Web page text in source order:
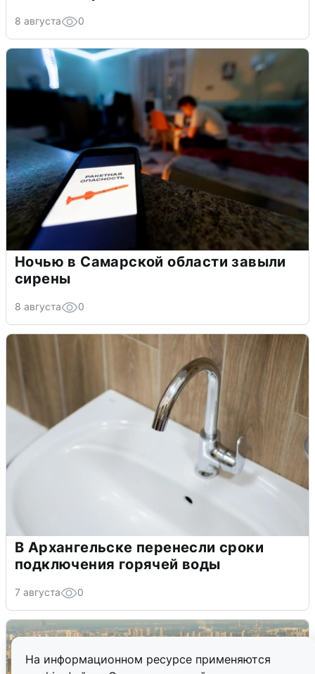
На информационном ресурсе применяются
8 августа 0
Ночью в Самарской области завыли
сирены
8 августа 0
В Архангельске перенесли сроки
подключения горячей воды
7 августа 0